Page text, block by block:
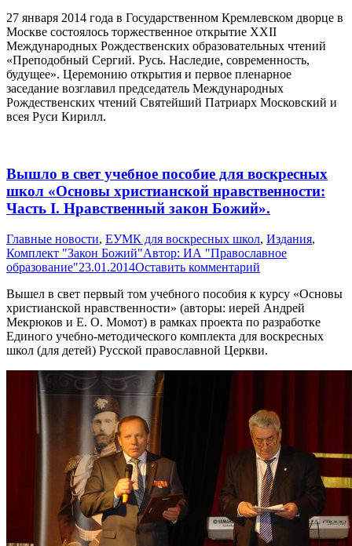
27 января 2014 года в Государственном Кремлевском дворце в
Москве состоялось торжественное открытие XXII
Международных Рождественских образовательных чтений
«Преподобный Сергий. Русь. Наследие, современность,
будущее». Церемонию открытия и первое пленарное
заседание возглавил председатель Международных
Рождественских чтений Святейший Патриарх Московский и
всея Руси Кирилл.
Вышло в свет учебное пособие для воскресных
школ «Основы христианской нравственности:
Часть I. Нравственный закон Божий».
Главные новости, ЕУМК для воскресных школ, Издания,
Комплект "Закон Божий"Автор: ИА "Православное
образование"23.01.2014Оставить комментарий
Вышел в свет первый том учебного пособия к курсу «Основы
христианской нравственности» (авторы: иерей Андрей
Мекрюков и Е. О. Момот) в рамках проекта по разработке
Единого учебно-методического комплекта для воскресных
школ (для детей) Русской православной Церкви.